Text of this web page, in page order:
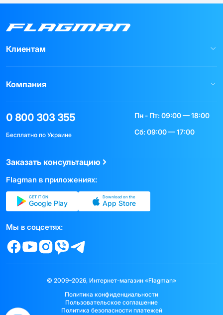
Клиентам
Компания
0 800 303 355
Бесплатно по Украине
Пн - Пт: 09:00 — 18:00
Сб: 09:00 — 17:00
Заказать консультацию
Flagman в приложениях:
GET IT ON
Google Play
Download on the
App Store
Мы в соцсетях:
© 2009–2026, Интернет-магазин «Flagman»
Политика конфиденциальности
Пользовательское соглашение
Политика безопасности платежей